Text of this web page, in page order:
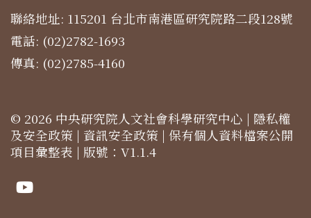
聯絡地址: 115201 台北市南港區研究院路二段128號
電話: (02)2782-1693
傳真: (02)2785-4160
© 2026 中央研究院人文社會科學研究中心 | 隱私權
及安全政策 | 資訊安全政策 | 保有個人資料檔案公開
項目彙整表 | 版號：V1.1.4
Youtube